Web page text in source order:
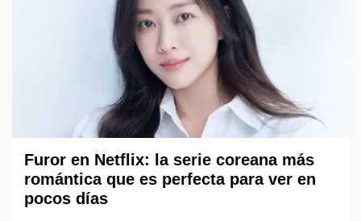
Furor en Netflix: la serie coreana más
romántica que es perfecta para ver en
pocos días